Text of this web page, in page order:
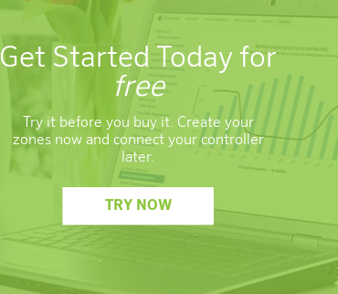
Get Started Today for
free
Try it before you buy it. Create your
zones now and connect your controller
later.
TRY NOW